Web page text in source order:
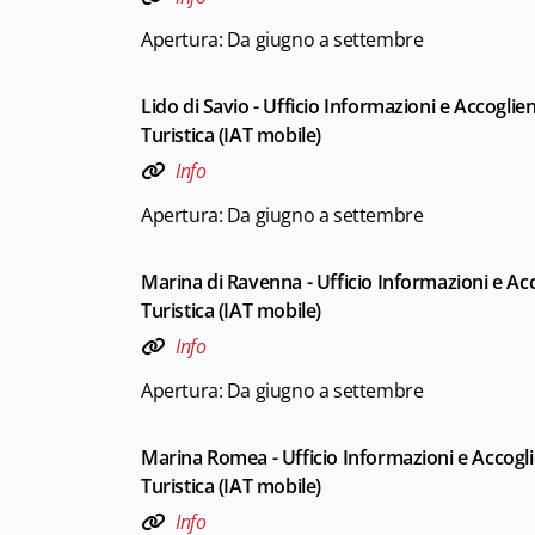
Apertura: Da giugno a settembre
Lido di Savio - Ufficio Informazioni e
Turistica (IAT mobile)
Info
Apertura: Da giugno a settembre
Marina di Ravenna - Ufficio Informazioni e
Turistica (IAT mobile)
Info
Apertura: Da giugno a settembre
Marina Romea - Ufficio Informazioni e
Turistica (IAT mobile)
Info